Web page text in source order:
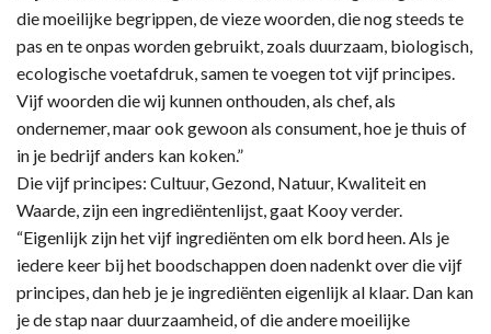
die moeilijke begrippen, de vieze woorden, die nog steeds te
pas en te onpas worden gebruikt, zoals duurzaam, biologisch,
ecologische voetafdruk, samen te voegen tot vijf principes.
Vijf woorden die wij kunnen onthouden, als chef, als
ondernemer, maar ook gewoon als consument, hoe je thuis of
in je bedrijf anders kan koken.”
Die vijf principes: Cultuur, Gezond, Natuur, Kwaliteit en
Waarde, zijn een ingrediëntenlijst, gaat Kooy verder.
“Eigenlijk zijn het vijf ingrediënten om elk bord heen. Als je
iedere keer bij het boodschappen doen nadenkt over die vijf
principes, dan heb je je ingrediënten eigenlijk al klaar. Dan kan
je de stap naar duurzaamheid, of die andere moeilijke